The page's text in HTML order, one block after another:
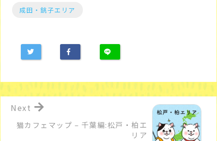
成田・銚子エリア
猫カフェマップ – 千葉編:松戸・柏エ
リア
Next